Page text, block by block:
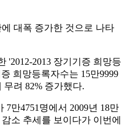
대폭 증가한 것으로 나타
'2012-2013 장기기증 희망등
희망등록자수는 15만9999
무려 82% 증가했다.
7만4751명에서 2009년 18만
소 추세를 보이다가 이번에